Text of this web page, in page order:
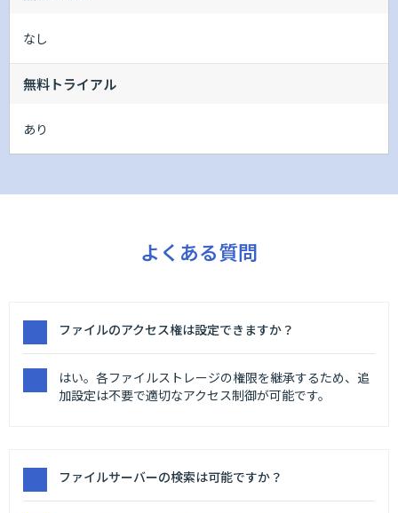
なし
無料トライアル
あり
よくある質問
ファイルのアクセス権は設定できますか？
はい。各ファイルストレージの権限を継承するため、追
加設定は不要で適切なアクセス制御が可能です。
ファイルサーバーの検索は可能ですか？